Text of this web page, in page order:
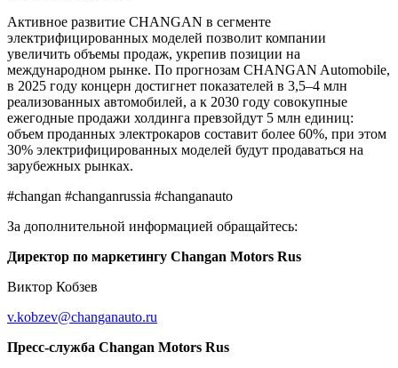
Активное развитие CHANGAN в сегменте
электрифицированных моделей позволит компании
увеличить объемы продаж, укрепив позиции на
международном рынке. По прогнозам CHANGAN Automobile,
в 2025 году концерн достигнет показателей в 3,5–4 млн
реализованных автомобилей, а к 2030 году совокупные
ежегодные продажи холдинга превзойдут 5 млн единиц:
объем проданных электрокаров составит более 60%, при этом
30% электрифицированных моделей будут продаваться на
зарубежных рынках.
#changan #changanrussia #changanauto
За дополнительной информацией обращайтесь:
Директор по маркетингу Changan Motors Rus
Виктор Кобзев
v.kobzev@changanauto.ru
Пресс-служба Changan Motors Rus